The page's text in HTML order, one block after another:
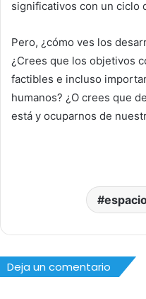
significativos con un ciclo
Pero, ¿cómo ves los
¿Crees que los objetivos
factibles e incluso
humanos? ¿O crees que
está y ocuparnos de
Deja un comentario